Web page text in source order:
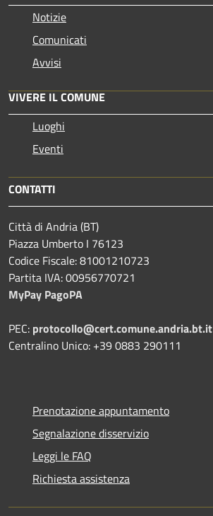
Notizie
Comunicati
Avvisi
VIVERE IL COMUNE
Luoghi
Eventi
CONTATTI
Città di Andria (BT)
Piazza Umberto I 76123
Codice Fiscale: 81001210723
Partita IVA: 00956770721
MyPay PagoPA
PEC: protocollo@cert.comune.andria.bt.it
Centralino Unico: +39 0883 290111
Prenotazione appuntamento
Segnalazione disservizio
Leggi le FAQ
Richiesta assistenza